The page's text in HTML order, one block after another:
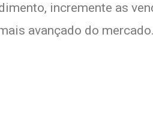
incremente as
avançado do mercado.